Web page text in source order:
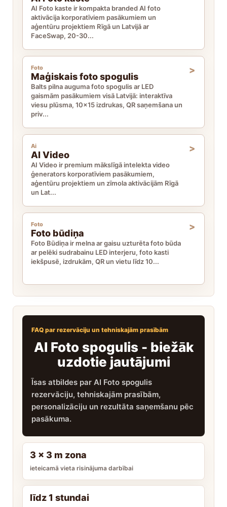
AI Foto kaste ir kompakta branded AI foto
aktivācija korporatīviem pasākumiem un
aģentūru projektiem Rīgā un Latvijā ar
FaceSwap, 20-30...
Foto
Maģiskais foto spogulis
Balts pilna auguma foto spogulis ar LED
gaismām pasākumiem visā Latvijā: interaktīva
viesu plūsma, 10x15 izdrukas, QR saņemšana un
priv...
Ai
AI Video
AI Video ir premium mākslīgā intelekta video
ģenerators korporatīviem pasākumiem,
aģentūru projektiem un zīmola aktivācijām Rīgā
un Lat...
Foto
Foto būdiņa
Foto Būdiņa ir melna ar gaisu uzturēta foto būda
ar pelēki sudrabainu LED interjeru, foto kasti
iekšpusē, izdrukām, QR un vietu līdz 10...
FAQ par rezervāciju un tehniskajām prasībām
AI Foto spogulis - biežāk
uzdotie jautājumi
Īsas atbildes par AI Foto spogulis
rezervāciju, tehniskajām prasībām,
personalizāciju un rezultāta saņemšanu pēc
pasākuma.
3 x 3 m zona
ieteicamā vieta risinājuma darbībai
līdz 1 stundai